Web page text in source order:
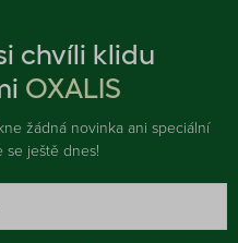
chvíli klidu
OXALIS
žádná novinka ani speciální
se ještě dnes!